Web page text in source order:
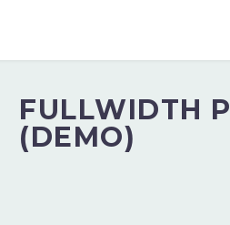
FULLWIDTH
(DEMO)